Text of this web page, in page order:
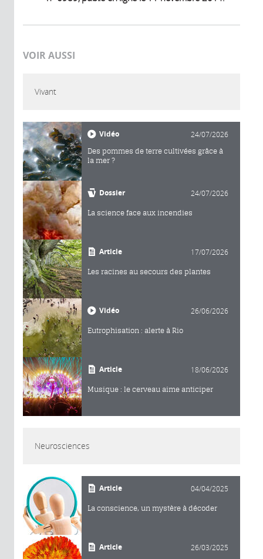
VOIR AUSSI
Vivant
Vidéo 24/07/2026
Des pommes de terre cultivées grâce à
la mer ?
Dossier 24/07/2026
La science face aux incendies
Article 17/07/2026
Les racines au secours des plantes
Vidéo 26/06/2026
Eutrophisation : alerte à Rio
Article 18/06/2026
Musique : le cerveau aime anticiper
Neurosciences
Article 04/04/2025
La conscience, un mystère à décoder
Article 26/03/2025